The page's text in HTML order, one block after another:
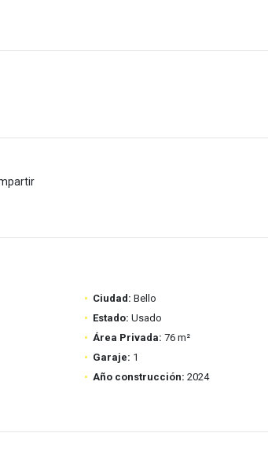
Ciudad: Bello
Estado: Usado
Área Privada: 76 m²
Garaje: 1
Año construcción: 2024